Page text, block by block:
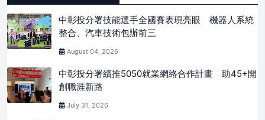
中彰投分署技能選手全國賽表現亮眼 機器人系統
整合、汽車技術包辦前三
August 04, 2026
中彰投分署續推5050就業網絡合作計畫 助45+開
創職涯新路
July 31, 2026